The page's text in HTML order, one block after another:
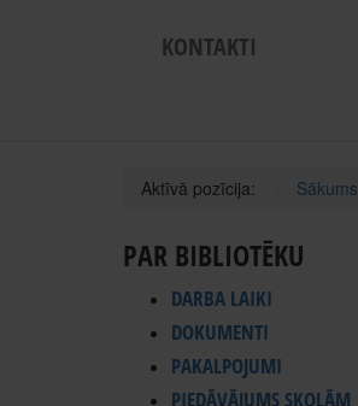
KONTAKTI
Aktīvā pozīcija: Sākums
PAR BIBLIOTĒKU
DARBA LAIKI
DOKUMENTI
PAKALPOJUMI
PIEDĀVĀJUMS SKOLĀM